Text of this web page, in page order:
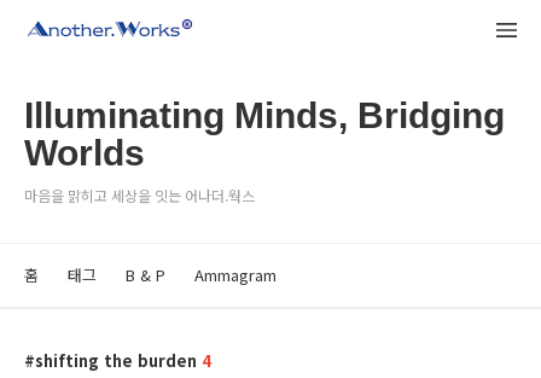
Illuminating Minds, Bridging
Worlds
마음을 맑히고 세상을 잇는 어나더.웍스
홈 태그 B & P Ammagram
shifting the burden 4